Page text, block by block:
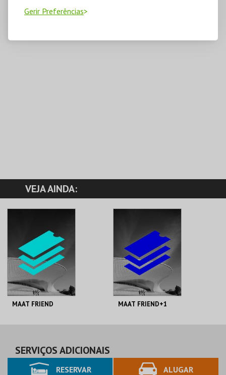
Gerir Preferências
VEJA AINDA:
MAAT FRIEND
AQUISIÇÃO
MAIS INFO
MAAT FRIEND+1
MAIS INFO
SERVIÇOS ADICIONAIS
RESERVAR ALUGAR